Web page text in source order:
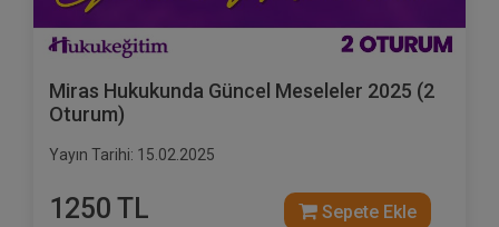
Miras Hukukunda Güncel Meseleler 2025 (2
Oturum)
Yayın Tarihi: 15.02.2025
1250 TL Sepete Ekle